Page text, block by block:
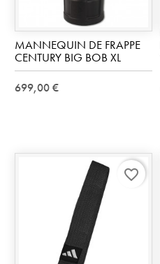
MANNEQUIN DE FRAPPE
CENTURY BIG BOB XL
699,00 €
favorite_border